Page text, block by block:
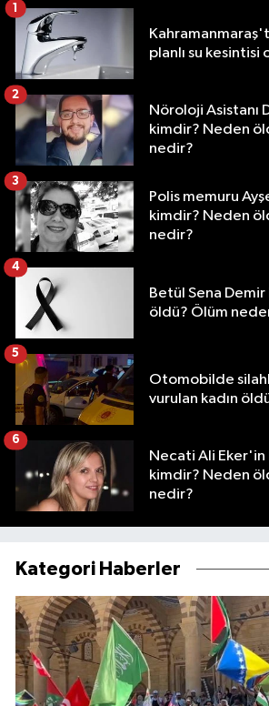
planlı su kesintisi
1
Nöroloji Asistanı
kimdir? Neden
nedir?
2
Polis memuru
kimdir? Neden
nedir?
3
Betül Sena
öldü? Ölüm
4
Otomobilde
vurulan kadın
5
Necati Ali Eker'in
kimdir? Neden
nedir?
6
Kategori Haberler